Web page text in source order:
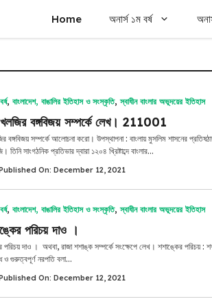
Home অনার্স ১ম বর্ষ
, বাংলাদেশ, বাঙালির ইতিহাস ও সংস্কৃতি,স্বাধীন বাংলার অভূদয়ের ইতিহাস
খলজির বঙ্গবিজয় সম্পর্কে লেখ। 211001
বঙ্গবিজয় সম্পর্কে আলোচনা করো। উপস্থাপনা : বাংলায় মুসলিম শাসনের
তিনি সাংগঠনিক প্রতিভার দ্বারা ১২০৪ খ্রিষ্টাব্দে বাংলার...
On: December 12, 2021
, বাংলাদেশ, বাঙালির ইতিহাস ও সংস্কৃতি,স্বাধীন বাংলার অভূদয়ের ইতিহাস
পরিচয় দাও ।
পরিচয় দাও । অথবা, রাজা শশাঙ্ক সম্পর্কে সংক্ষেপে লেখ। শশাঙ্কের পরিচয় :
ও গুরুত্বপূর্ণ নরপতি বলা...
On: December 12, 2021